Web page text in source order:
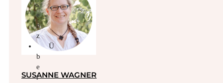
s
e
n
z
Ü
b
e
r
SUSANNE WAGNER